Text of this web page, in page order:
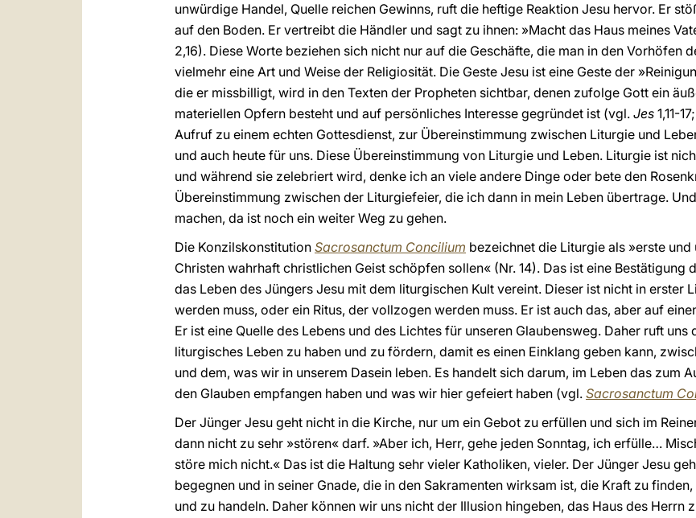
unwürdige Handel, Quelle reichen Gewinns, ruft die heftige Reaktion Jesu hervor. Er
auf den Boden. Er vertreibt die Händler und sagt zu ihnen: »Macht das Haus meines
2,16). Diese Worte beziehen sich nicht nur auf die Geschäfte, die man in den Vorhöfen
vielmehr eine Art und Weise der Religiosität. Die Geste Jesu ist eine Geste der
die er missbilligt, wird in den Texten der Propheten sichtbar, denen zufolge Gott ein
materiellen Opfern besteht und auf persönliches Interesse gegründet ist (vgl. Jes 1,11-17;
Aufruf zu einem echten Gottesdienst, zur Übereinstimmung zwischen Liturgie und
und auch heute für uns. Diese Übereinstimmung von Liturgie und Leben. Liturgie ist
und während sie zelebriert wird, denke ich an viele andere Dinge oder bete den
Übereinstimmung zwischen der Liturgiefeier, die ich dann in mein Leben übertrage.
machen, da ist noch ein weiter Weg zu gehen.
Die Konzilskonstitution Sacrosanctum Concilium bezeichnet die Liturgie als »erste
Christen wahrhaft christlichen Geist schöpfen sollen« (Nr. 14). Das ist eine Bestätigung
das Leben des Jüngers Jesu mit dem liturgischen Kult vereint. Dieser ist nicht in erster
werden muss, oder ein Ritus, der vollzogen werden muss. Er ist auch das, aber auf
Er ist eine Quelle des Lebens und des Lichtes für unseren Glaubensweg. Daher ruft uns
liturgisches Leben zu haben und zu fördern, damit es einen Einklang geben kann,
und dem, was wir in unserem Dasein leben. Es handelt sich darum, im Leben das zum
den Glauben empfangen haben und was wir hier gefeiert haben (vgl. Sacrosanctum
Der Jünger Jesu geht nicht in die Kirche, nur um ein Gebot zu erfüllen und sich im
dann nicht zu sehr »stören« darf. »Aber ich, Herr, gehe jeden Sonntag, ich erfülle…
störe mich nicht.« Das ist die Haltung sehr vieler Katholiken, vieler. Der Jünger Jesu
begegnen und in seiner Gnade, die in den Sakramenten wirksam ist, die Kraft zu
und zu handeln. Daher können wir uns nicht der Illusion hingeben, das Haus des Herrn